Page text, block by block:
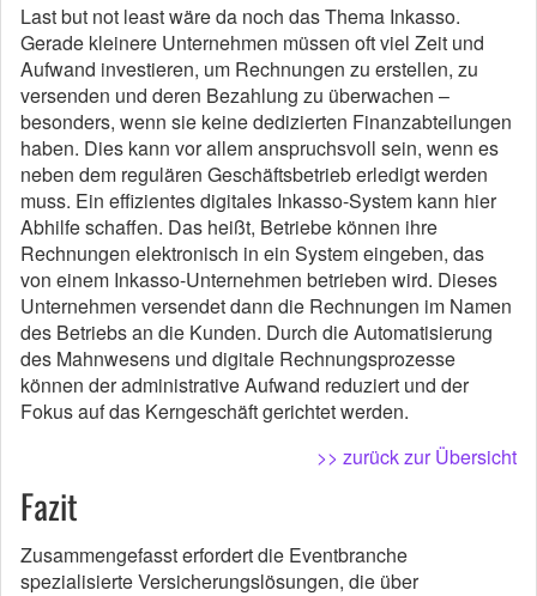
Last but not least wäre da noch das Thema Inkasso.
Gerade kleinere Unternehmen müssen oft viel Zeit und
Aufwand investieren, um Rechnungen zu erstellen, zu
versenden und deren Bezahlung zu überwachen –
besonders, wenn sie keine dedizierten Finanzabteilungen
haben. Dies kann vor allem anspruchsvoll sein, wenn es
neben dem regulären Geschäftsbetrieb erledigt werden
muss. Ein effizientes digitales Inkasso-System kann hier
Abhilfe schaffen. Das heißt, Betriebe können ihre
Rechnungen elektronisch in ein System eingeben, das
von einem Inkasso-Unternehmen betrieben wird. Dieses
Unternehmen versendet dann die Rechnungen im Namen
des Betriebs an die Kunden. Durch die Automatisierung
des Mahnwesens und digitale Rechnungsprozesse
können der administrative Aufwand reduziert und der
Fokus auf das Kerngeschäft gerichtet werden.
>> zurück zur Übersicht
Fazit
Zusammengefasst erfordert die Eventbranche
spezialisierte Versicherungslösungen, die über